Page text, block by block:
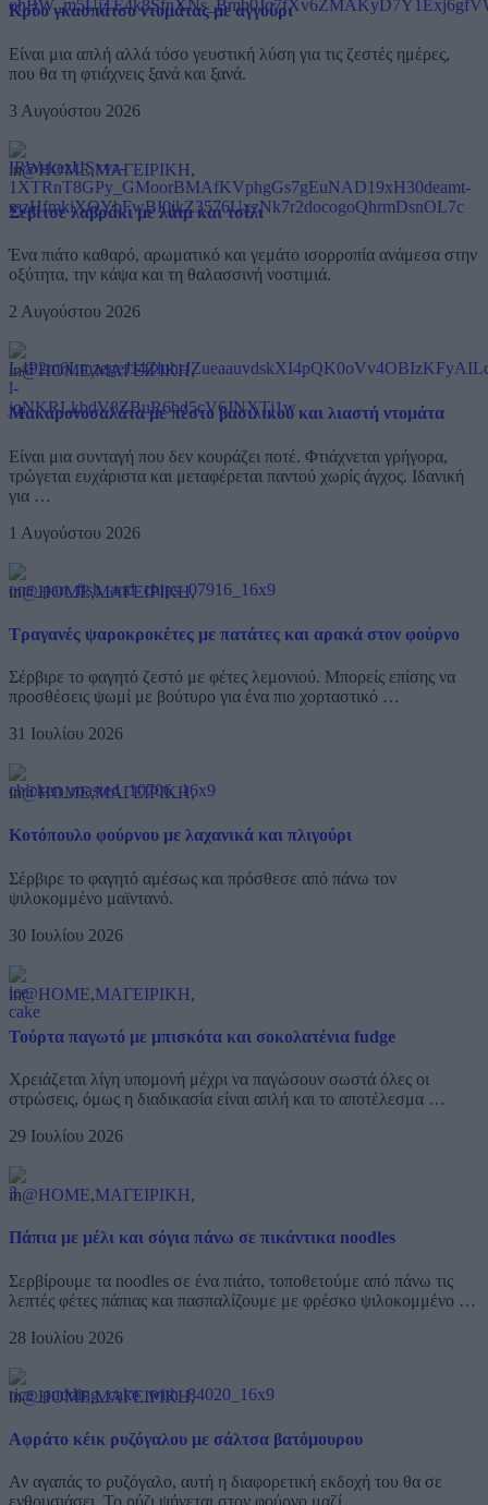
Κρύο γκασπάτσο ντομάτας με αγγούρι
Είναι μια απλή αλλά τόσο γευστική λύση για τις ζεστές ημέρες,
που θα τη φτιάχνεις ξανά και ξανά.
3 Αυγούστου 2026
in@HOME,ΜΑΓΕΙΡΙΚΗ,
Σεβίτσε λαβράκι με λάιμ και τσίλι
Ένα πιάτο καθαρό, αρωματικό και γεμάτο ισορροπία ανάμεσα στην
οξύτητα, την κάψα και τη θαλασσινή νοστιμιά.
2 Αυγούστου 2026
in@HOME,ΜΑΓΕΙΡΙΚΗ,
Μακαρονοσαλάτα με πέστο βασιλικού και λιαστή ντομάτα
Είναι μια συνταγή που δεν κουράζει ποτέ. Φτιάχνεται γρήγορα,
τρώγεται ευχάριστα και μεταφέρεται παντού χωρίς άγχος. Ιδανική
για …
1 Αυγούστου 2026
in@HOME,ΜΑΓΕΙΡΙΚΗ,
Τραγανές ψαροκροκέτες με πατάτες και αρακά στον φούρνο
Σέρβιρε το φαγητό ζεστό με φέτες λεμονιού. Μπορείς επίσης να
προσθέσεις ψωμί με βούτυρο για ένα πιο χορταστικό …
31 Ιουλίου 2026
in@HOME,ΜΑΓΕΙΡΙΚΗ,
Κοτόπουλο φούρνου με λαχανικά και πλιγούρι
Σέρβιρε το φαγητό αμέσως και πρόσθεσε από πάνω τον
ψιλοκομμένο μαϊντανό.
30 Ιουλίου 2026
in@HOME,ΜΑΓΕΙΡΙΚΗ,
Τούρτα παγωτό με μπισκότα και σοκολατένια fudge
Χρειάζεται λίγη υπομονή μέχρι να παγώσουν σωστά όλες οι
στρώσεις, όμως η διαδικασία είναι απλή και το αποτέλεσμα …
29 Ιουλίου 2026
in@HOME,ΜΑΓΕΙΡΙΚΗ,
Πάπια με μέλι και σόγια πάνω σε πικάντικα noodles
Σερβίρουμε τα noodles σε ένα πιάτο, τοποθετούμε από πάνω τις
λεπτές φέτες πάπιας και πασπαλίζουμε με φρέσκο ψιλοκομμένο …
28 Ιουλίου 2026
in@HOME,ΜΑΓΕΙΡΙΚΗ,
Αφράτο κέικ ρυζόγαλου με σάλτσα βατόμουρου
Αν αγαπάς το ρυζόγαλο, αυτή η διαφορετική εκδοχή του θα σε